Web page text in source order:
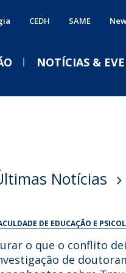
CEDH SAME
NOTÍCIAS &
Acolhimento aos
estudantes da
2026/2027
Qui, 03 Set 2026 - 18:30
e empregabilidade
Serviços Académicos
Vida no campus
Portal Career Services
Notícias
DE EDUCAÇÃO E
o que o conflito
de